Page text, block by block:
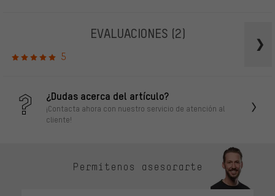
EVALUACIONES (2)
5
¿Dudas acerca del artículo?
¡Contacta ahora con nuestro servicio de atención al
cliente!
Permítenos asesorarte